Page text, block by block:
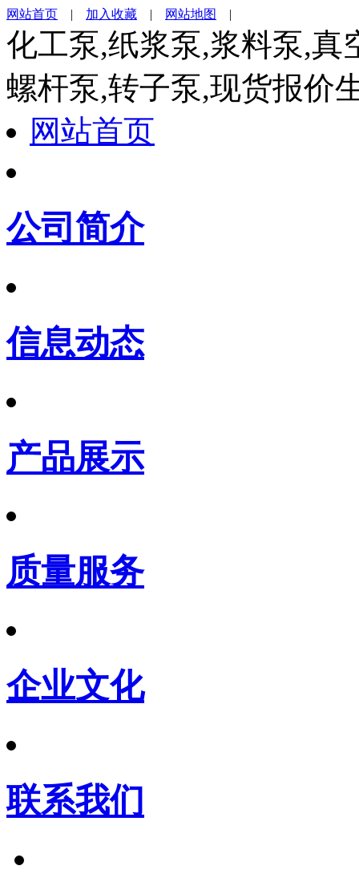
网站首页 | 加入收藏 | 网站地图 |
化工泵,纸浆泵,浆料泵,真
螺杆泵,转子泵,现货报价
网站首页
公司简介
信息动态
产品展示
质量服务
企业文化
联系我们